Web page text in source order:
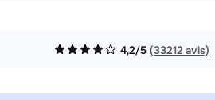
4,2/5 (33212 avis)